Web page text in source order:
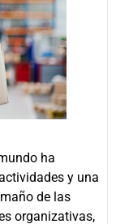
ha
y una
de las
organizativas,